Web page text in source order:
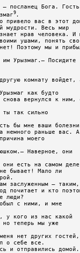
посланец Бога. Гость
9 .
привело вас в этот
мудрости. Весь мир
нрав человека. И
ушами, понять
Поэтому мы и
Урызмаг.– Посидите
комнату войдет,
как будто
снова вернулся к ним,
так сильно
бы мне ваши
немного раньше вас. А
моего
Наверное, они
есть на самом
бывает! Мало ли
заслуженным – таким,
почитает и кто
люди?
с ними, и мне
у кого из нас какой
теперь мы уже
нет других гостей,
о себе все.
и отправились домой.